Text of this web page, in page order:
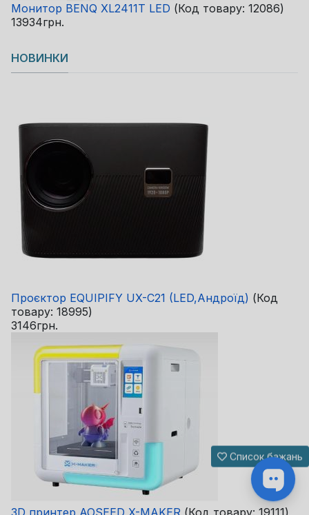
Монитор BENQ XL2411T LED (Код товару: 12086)
13934грн.
НОВИНКИ
Проєктор EQUIPIFY UX-C21 (LED,Андроїд) (Код
товару: 18995)
3146грн.
3D принтер AOSEED X-MAKER (Код товару: 19111)
Список бажань